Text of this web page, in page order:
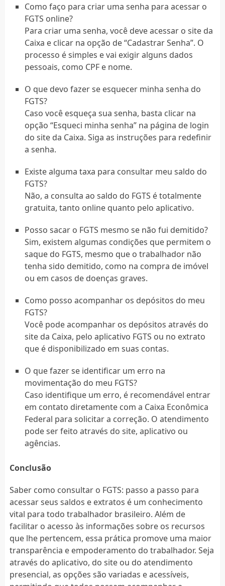
Como faço para criar uma senha para acessar o
FGTS online?
Para criar uma senha, você deve acessar o site da
Caixa e clicar na opção de “Cadastrar Senha”. O
processo é simples e vai exigir alguns dados
pessoais, como CPF e nome.
O que devo fazer se esquecer minha senha do
FGTS?
Caso você esqueça sua senha, basta clicar na
opção “Esqueci minha senha” na página de login
do site da Caixa. Siga as instruções para redefinir
a senha.
Existe alguma taxa para consultar meu saldo do
FGTS?
Não, a consulta ao saldo do FGTS é totalmente
gratuita, tanto online quanto pelo aplicativo.
Posso sacar o FGTS mesmo se não fui demitido?
Sim, existem algumas condições que permitem o
saque do FGTS, mesmo que o trabalhador não
tenha sido demitido, como na compra de imóvel
ou em casos de doenças graves.
Como posso acompanhar os depósitos do meu
FGTS?
Você pode acompanhar os depósitos através do
site da Caixa, pelo aplicativo FGTS ou no extrato
que é disponibilizado em suas contas.
O que fazer se identificar um erro na
movimentação do meu FGTS?
Caso identifique um erro, é recomendável entrar
em contato diretamente com a Caixa Econômica
Federal para solicitar a correção. O atendimento
pode ser feito através do site, aplicativo ou
agências.
Conclusão
Saber como consultar o FGTS: passo a passo para
acessar seus saldos e extratos é um conhecimento
vital para todo trabalhador brasileiro. Além de
facilitar o acesso às informações sobre os recursos
que lhe pertencem, essa prática promove uma maior
transparência e empoderamento do trabalhador. Seja
através do aplicativo, do site ou do atendimento
presencial, as opções são variadas e acessíveis,